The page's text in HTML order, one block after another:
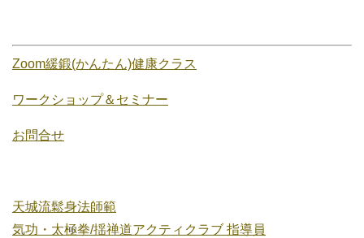
Zoom緩鍛(かんたん)健康クラス
ワークショップ＆セミナー
お問合せ
天城流鬆身法師範
気功・太極拳/揺禅道アクティクラブ 指導員